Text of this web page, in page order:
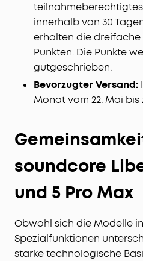
innerhalb von 30
erhalten die
Punkten. Die Punkte
gutgeschrieben.
Bevorzugter Versand:
Monat vom 22. Mai bis
soundcore
und 5 Pro Max
Obwohl sich die Modelle
Spezialfunktionen
starke technologische